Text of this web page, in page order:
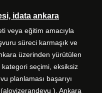
idata ankara
veya eğitim amacıyla
süreci karmaşık ve
üzerinden yürütülen
seçimi, eksiksiz
planlaması başarıyı
), Ankara